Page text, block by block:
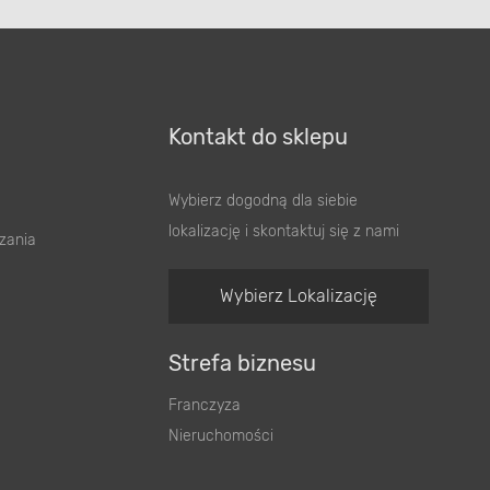
Kontakt do sklepu
Wybierz dogodną dla siebie
lokalizację i skontaktuj się z nami
Wybierz Lokalizację
Strefa biznesu
Franczyza
Nieruchomości